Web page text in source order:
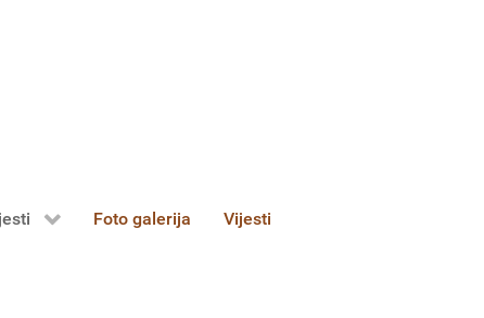
Foto galerija Vijesti